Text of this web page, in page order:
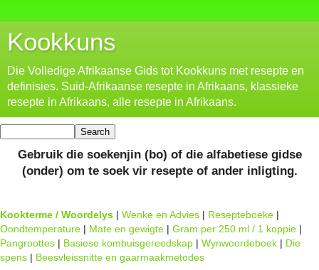
Kookkuns
Die Volledige Afrikaanse Gids tot Kookkuns met resepte en
definisies. Suid-Afrikaanse resepte in Afrikaans, klassieke
resepte in Afrikaans, alle resepte in Afrikaans.
Gebruik die soekenjin (bo) of die alfabetiese gidse
(onder) om te soek vir resepte of ander inligting.
Kookterme / Woordelys | Wenke en Advies | Resepteboeke |
Oondtemperature | Mate en gewigte | Gram per 250 ml / 1 koppie |
Pangroottes | Basiese kombuisgereedskap | Wynwoordeboek | Die
spens | Beesvleissnitte en gaarmaakmetodes